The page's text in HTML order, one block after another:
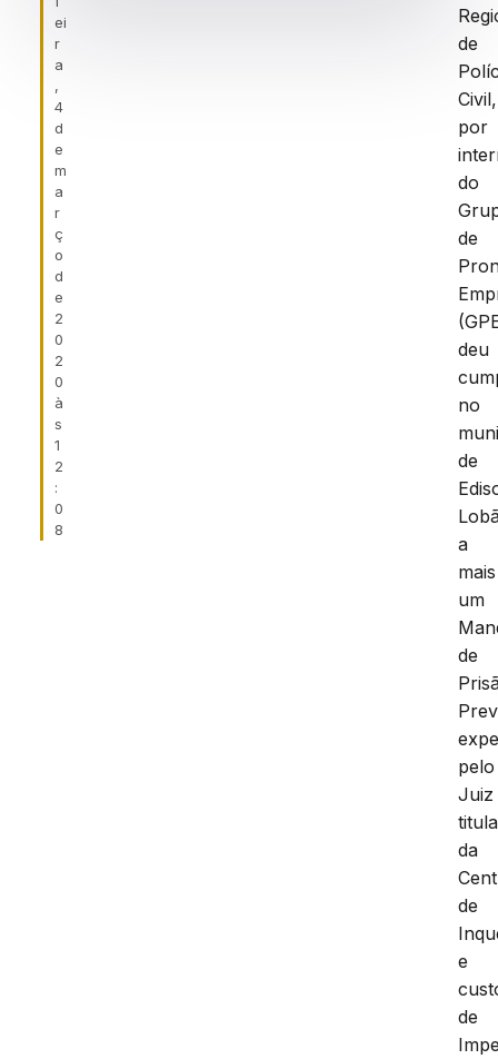
ei
r
a
,
4
d
e
m
a
r
ç
o
d
e
2
0
2
0
à
s
1
2
:
0
8
de
Civil,
por
do
de
deu
no
de
a
mais
um
de
pelo
Juiz
da
de
e
de